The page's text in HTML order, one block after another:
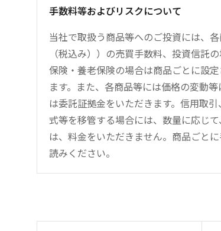
手数料等およびリスクについて
当社で取扱う商品等へのご投資には、
（税込み））の売買手数料、投資信託
保険・養老保険の場合は商品ごとに設
ます。また、各商品等には価格の変動
は委託証拠金をいただきます。信用取
式等を移管する場合には、数量に応じ
は、料金をいただきません。商品ごと
読みください。